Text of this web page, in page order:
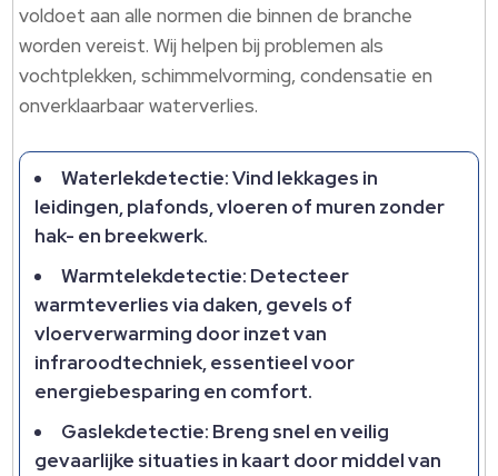
voldoet aan alle normen die binnen de branche
worden vereist. Wij helpen bij problemen als
vochtplekken, schimmelvorming, condensatie en
onverklaarbaar waterverlies.
Waterlekdetectie: Vind lekkages in
leidingen, plafonds, vloeren of muren zonder
hak- en breekwerk.
Warmtelekdetectie: Detecteer
warmteverlies via daken, gevels of
vloerverwarming door inzet van
infraroodtechniek, essentieel voor
energiebesparing en comfort.
Gaslekdetectie: Breng snel en veilig
gevaarlijke situaties in kaart door middel van